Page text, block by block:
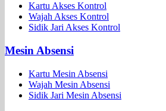
Kartu Akses Kontrol
Wajah Akses Kontrol
Sidik Jari Akses Kontrol
Mesin Absensi
Kartu Mesin Absensi
Wajah Mesin Absensi
Sidik Jari Mesin Absensi